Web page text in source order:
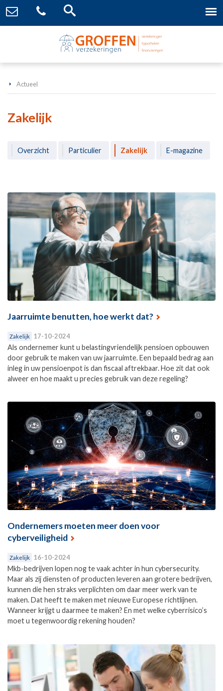
Actueel
Zakelijk
Overzicht Particulier Zakelijk E-magazine
Jaarruimte benutten, hoe werkt dat?
Zakelijk 17-10-2024
Als ondernemer kunt u belastingvriendelijk pensioen opbouwen
door gebruik te maken van uw jaarruimte. Een bepaald bedrag aan
inleg in uw pensioenpot is dan fiscaal aftrekbaar. Hoe zit dat ook
alweer en hoe maakt u precies gebruik van deze regeling?
Ondernemers moeten meer doen voor
cyberveiligheid
Zakelijk 16-10-2024
Mkb-bedrijven lopen nog te vaak achter in hun cybersecurity.
Maar als zij diensten of producten leveren aan grotere bedrijven,
kunnen die hen straks verplichten om daar meer werk van te
maken. Dat heeft te maken met nieuwe Europese richtlijnen.
Wanneer krijgt u daarmee te maken? En met welke cyberrisico’s
moet u tegenwoordig rekening houden?